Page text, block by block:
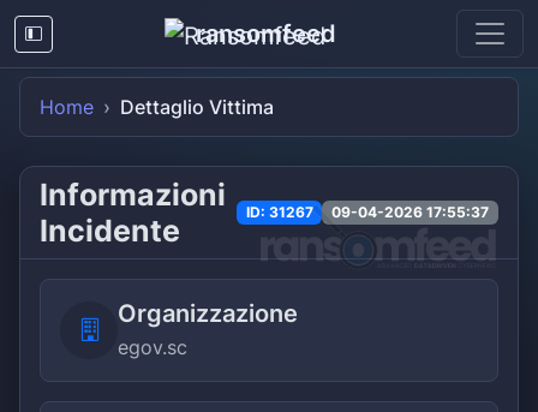
ransomfeed
Home Dettaglio Vittima
Informazioni
Incidente
ID: 31267 09-04-2026 17:55:37
Organizzazione
egov.sc